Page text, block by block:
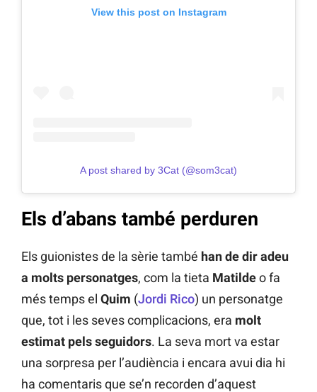
View this post on Instagram
A post shared by 3Cat (@som3cat)
Els d’abans també perduren
Els guionistes de la sèrie també han de dir adeu
a molts personatges, com la tieta Matildeo fa
més temps el Quim (Jordi Rico) un personatge
que, tot i les seves complicacions, era molt
estimat pels seguidors. La seva mort va estar
una sorpresa per l’audiència i encara avui dia hi
ha comentaris que se’n recorden d’aquest